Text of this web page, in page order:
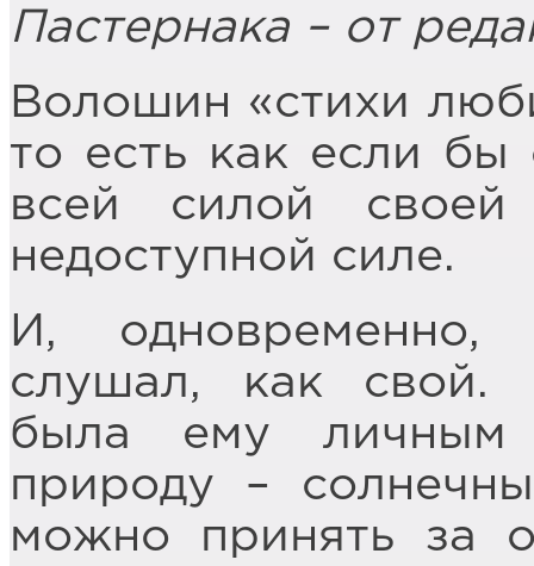
Пастернака – от
Волошин «стихи
то есть как если бы
всей силой
недоступной силе.
И,
слушал, как свой.
была ему личным
природу –
можно принять за